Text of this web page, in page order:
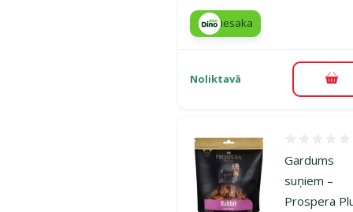
iesaka
Noliktavā
Gardums
suņiem –
Prospera